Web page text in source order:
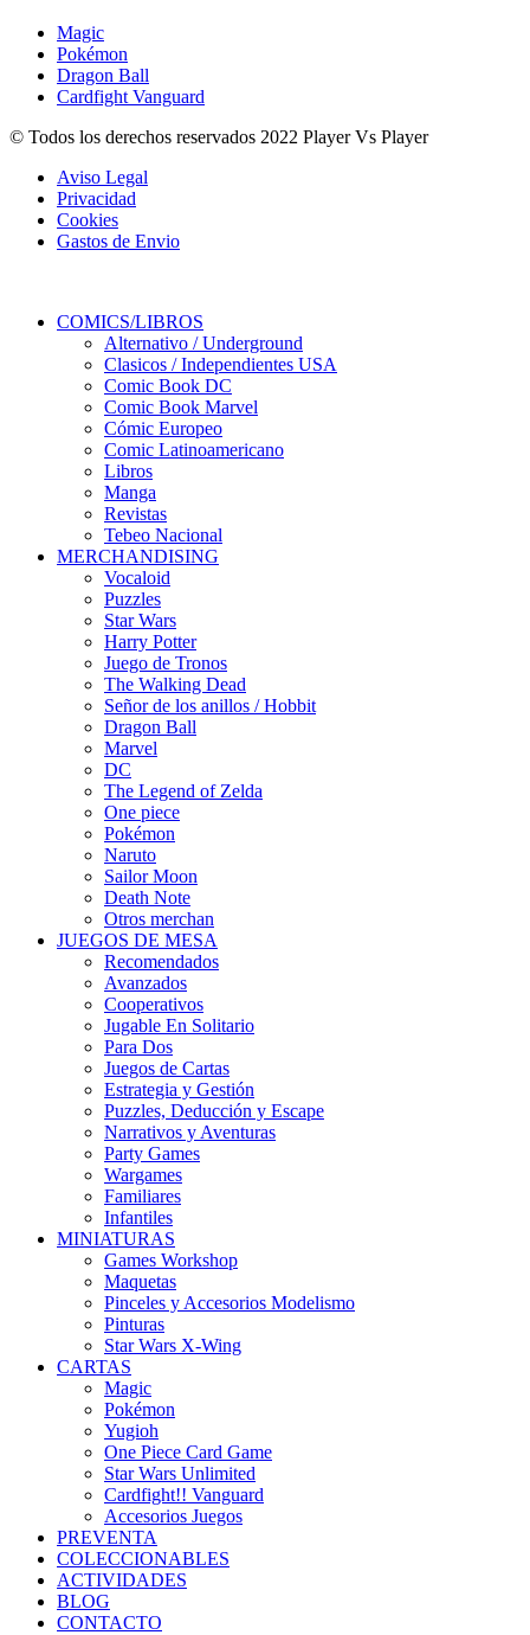
Magic
Pokémon
Dragon Ball
Cardfight Vanguard
© Todos los derechos reservados 2022 Player Vs Player
Aviso Legal
Privacidad
Cookies
Gastos de Envio
COMICS/LIBROS
Alternativo / Underground
Clasicos / Independientes USA
Comic Book DC
Comic Book Marvel
Cómic Europeo
Comic Latinoamericano
Libros
Manga
Revistas
Tebeo Nacional
MERCHANDISING
Vocaloid
Puzzles
Star Wars
Harry Potter
Juego de Tronos
The Walking Dead
Señor de los anillos / Hobbit
Dragon Ball
Marvel
DC
The Legend of Zelda
One piece
Pokémon
Naruto
Sailor Moon
Death Note
Otros merchan
JUEGOS DE MESA
Recomendados
Avanzados
Cooperativos
Jugable En Solitario
Para Dos
Juegos de Cartas
Estrategia y Gestión
Puzzles, Deducción y Escape
Narrativos y Aventuras
Party Games
Wargames
Familiares
Infantiles
MINIATURAS
Games Workshop
Maquetas
Pinceles y Accesorios Modelismo
Pinturas
Star Wars X-Wing
CARTAS
Magic
Pokémon
Yugioh
One Piece Card Game
Star Wars Unlimited
Cardfight!! Vanguard
Accesorios Juegos
PREVENTA
COLECCIONABLES
ACTIVIDADES
BLOG
CONTACTO